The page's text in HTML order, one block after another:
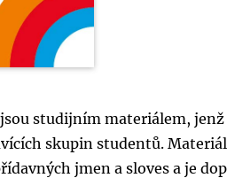
studijním materiálem,
skupin studentů.
jmen a sloves a je